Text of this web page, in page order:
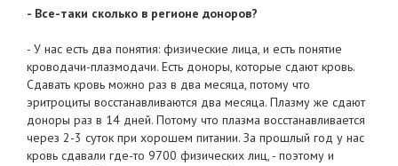
- Все-таки сколько в регионе доноров?
- У нас есть два понятия: физические лица, и есть понятие
кроводачи-плазмодачи. Есть доноры, которые сдают кровь.
Сдавать кровь можно раз в два месяца, потому что
эритроциты восстанавливаются два месяца. Плазму же сдают
доноры раз в 14 дней. Потому что плазма восстанавливается
через 2-3 суток при хорошем питании. За прошлый год у нас
кровь сдавали где-то 9700 физических лиц, - поэтому и